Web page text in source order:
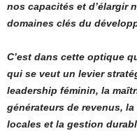
nos capacités et d’élargir
domaines clés du
C’est dans cette optique
qui se veut un levier
leadership féminin, la
générateurs de revenus,
locales et la gestion